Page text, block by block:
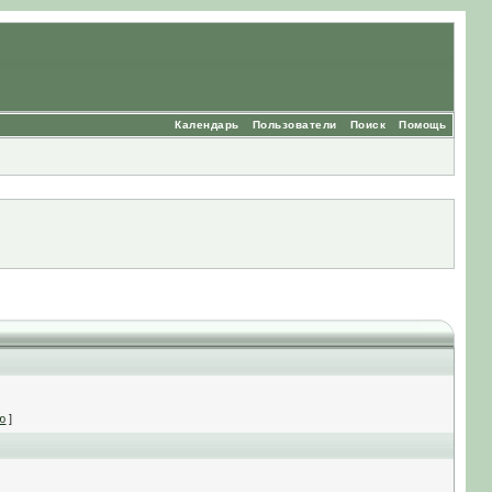
Помощь
Поиск
Пользователи
Календарь
]